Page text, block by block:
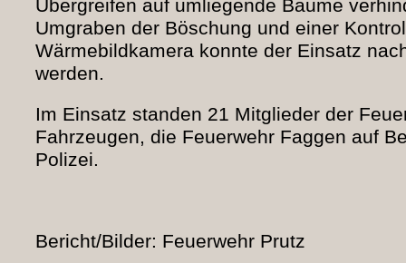
Übergreifen auf umliegende Bäume
Umgraben der Böschung und einer
Wärmebildkamera konnte der Einsatz
werden.
Im Einsatz standen 21 Mitglieder der
Fahrzeugen, die Feuerwehr Faggen auf
Polizei.
Bericht/Bilder: Feuerwehr Prutz